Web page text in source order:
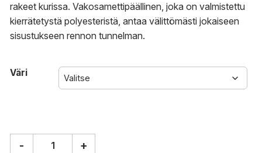
rakeet kurissa. Vakosamettipäällinen, joka on valmistettu
kierrätetystä polyesteristä, antaa välittömästi jokaiseen
sisustukseen rennon tunnelman.
Väri
- +